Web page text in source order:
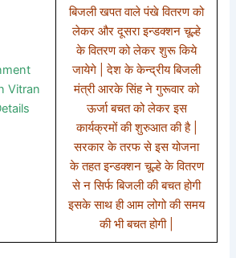
Vitran
बिजली खपत वाले पंखे वितरण को
लेकर और दूसरा इन्डक्शन चूल्हे
के वितरण को लेकर शुरू किये
जायेगे | देश के केन्द्रीय बिजली
मंत्री आरके सिंह ने गुरूवार को
ऊर्जा बचत को लेकर इस
कार्यक्रमों की शुरुआत की है |
सरकार के तरफ से इस योजना
के तहत इन्डक्शन चूल्हे के वितरण
से न सिर्फ बिजली की बचत होगी
इसके साथ ही आम लोगो की समय
की भी बचत होगी |